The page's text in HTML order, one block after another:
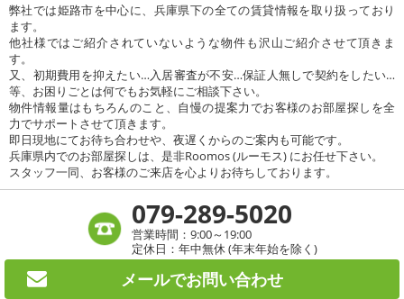
弊社では姫路市を中心に、兵庫県下の全ての賃貸情報を取り扱っており
ます。
他社様ではご紹介されていないような物件も沢山ご紹介させて頂きま
す。
又、初期費用を抑えたい…入居審査が不安…保証人無しで契約をしたい…
等、お困りごとは何でもお気軽にご相談下さい。
物件情報量はもちろんのこと、自慢の提案力でお客様のお部屋探しを全
力でサポートさせて頂きます。
即日現地にてお待ち合わせや、夜遅くからのご案内も可能です。
兵庫県内でのお部屋探しは、是非Roomos (ルーモス) にお任せ下さい。
スタッフ一同、お客様のご来店を心よりお待ちしております。
079-289-5020
営業時間：9:00～19:00
定休日：年中無休 (年末年始を除く)
メールでお問い合わせ